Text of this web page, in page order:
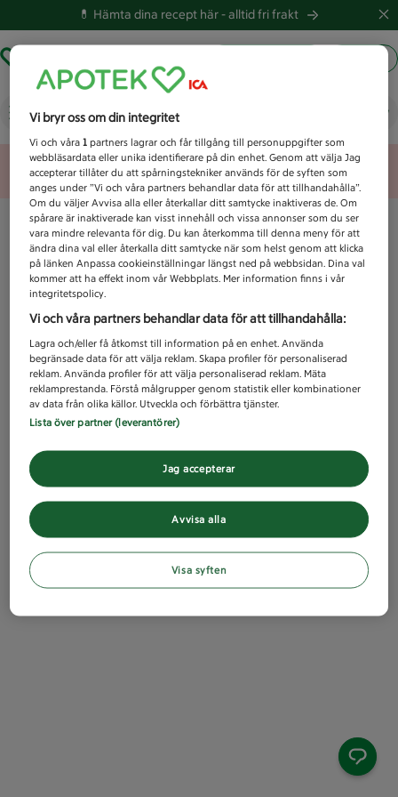
💊 Hämta dina recept här -alltid fri frakt
Vad letar du efter idag?
Unknown error
Vi bryr oss om din integritet
Vi och våra1 partners lagrar och får tillgång till personuppgifter som
webbläsardata eller unika identifierare på din enhet. Genom att välja Jag
accepterar tillåter du att spårningstekniker används för de syften som
anges under ”Vi och våra partners behandlar data för att tillhandahålla”.
Om du väljer Avvisa alla eller återkallar ditt samtycke inaktiveras de. Om
spårare är inaktiverade kan visst innehåll och vissa annonser som du ser
vara mindre relevanta för dig. Du kan återkomma till denna meny för att
ändra dina val eller återkalla ditt samtycke när som helst genom att klicka
på länken Anpassa cookieinställningar längst ned på webbsidan. Dina val
kommer att ha effekt inom vår Webbplats. Mer information finns i vår
integritetspolicy.
Vi och våra partners behandlar data för att tillhandahålla:
Lagra och/eller få åtkomst till information på en enhet. Använda
begränsade data för att välja reklam. Skapa profiler för personaliserad
reklam. Använda profiler för att välja personaliserad reklam. Mäta
reklamprestanda. Förstå målgrupper genom statistik eller kombinationer
av data från olika källor. Utveckla och förbättra tjänster.
Lista över partner (leverantörer)
Avvisa alla
Jag accepterar
Visa syften